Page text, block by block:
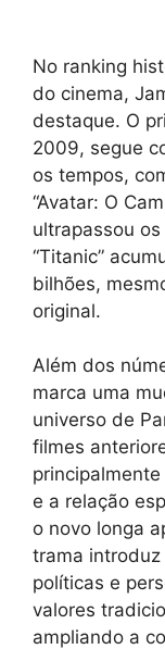
No ranking
do cinema,
destaque. O
2009, segue
os tempos,
“Avatar: O
ultrapassou
“Titanic”
bilhões,
original.
Além dos
marca uma
universo de
filmes
e a relação
o novo longa
trama
políticas e
valores
ampliando a